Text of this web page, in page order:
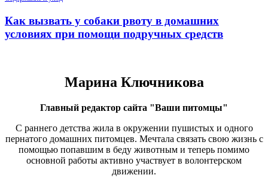
Как вызвать у собаки рвоту в домашних
условиях при помощи подручных средств
Марина Ключникова
Главный редактор сайта "Ваши питомцы"
С раннего детства жила в окружении пушистых и одного
пернатого домашних питомцев. Мечтала связать свою жизнь с
помощью попавшим в беду животным и теперь помимо
основной работы активно участвует в волонтерском
движении.